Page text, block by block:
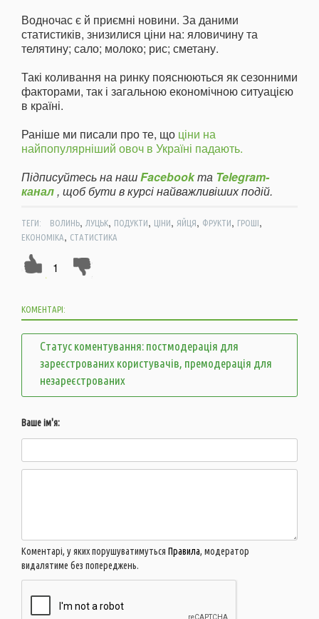
Водночас є й приємні новини. За даними
статистиків, знизилися ціни на: яловичину та
телятину; сало; молоко; рис; сметану.
Такі коливання на ринку пояснюються як сезонними
факторами, так і загальною економічною ситуацією
в країні.
Раніше ми писали про те, що ціни на
найпопулярніший овоч в Україні падають.
Підписуйтесь на нашFacebookта Telegram-
канал, щоб бути в курсі найважливіших подій.
ТЕГИ: ВОЛИНЬ, ЛУЦЬК, ПОДУКТИ, ЦІНИ, ЯЙЦЯ, ФРУКТИ, ГРОШІ,
ЕКОНОМІКА, СТАТИСТИКА
1
КОМЕНТАРІ:
Статус коментування: постмодерація для
зареєстрованих користувачів, премодерація для
незареєстрованих
Ваше ім'я:
Коментарі, у яких порушуватимуться Правила, модератор
видалятиме без попереджень.